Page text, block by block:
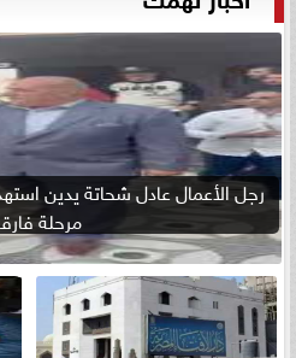
رجل الأعمال عادل شحاتة يدين
مرحلة